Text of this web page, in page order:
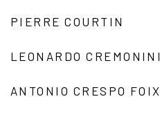
PIERRE COURTIN
LEONARDO CREMONINI
ANTONIO CRESPO FOIX